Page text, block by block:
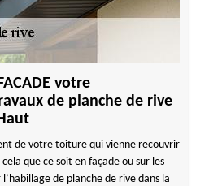
votre
de planche de rive
de votre toiture qui vienne recouvrir
que ce soit en façade ou sur les
de planche de rive dans la